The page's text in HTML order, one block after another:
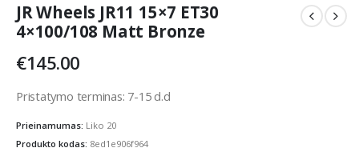
JR Wheels JR11 15×7 ET30
4×100/108 Matt Bronze
€145.00
Pristatymo terminas: 7-15 d.d
Prieinamumas: Liko 20
Produkto kodas: 8ed1e906f964